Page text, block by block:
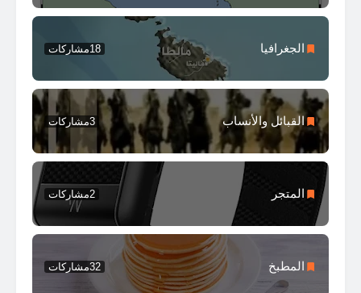
الجغرافيا 18مشاركات
القبائل والأنساب 3مشاركات
المتجر 2مشاركات
المطبخ 32مشاركات